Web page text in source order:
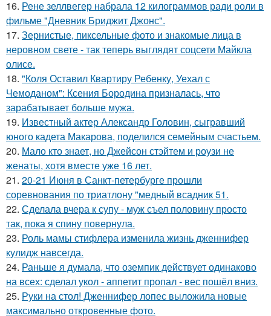
16. Рене зеллвегер набрала 12 килограммов ради роли в
фильме "Дневник Бриджит Джонс".
17. Зернистые, пиксельные фото и знакомые лица в
неровном свете - так теперь выглядят соцсети Майкла
олисе.
18. "Коля Оставил Квартиру Ребенку, Уехал с
Чемоданом": Ксения Бородина призналась, что
зарабатывает больше мужа.
19. Известный актер Александр Головин, сыгравший
юного кадета Макарова, поделился семейным счастьем.
20. Мало кто знает, но Джейсон стэйтем и роузи не
женаты, хотя вместе уже 16 лет.
21. 20-21 Июня в Санкт-петербурге прошли
соревнования по триатлону "медный всадник 51.
22. Сделала вчера к супу - муж съел половину просто
так, пока я спину повернула.
23. Роль мамы стифлера изменила жизнь дженнифер
кулидж навсегда.
24. Раньше я думала, что оземпик действует одинаково
на всех: сделал укол - аппетит пропал - вес пошёл вниз.
25. Руки на стол! Дженнифер лопес выложила новые
максимально откровенные фото.